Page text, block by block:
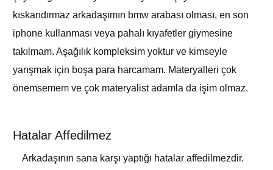
kıskandırmaz arkadaşımın bmw arabası olması, en son
iphone kullanması veya pahalı kıyafetler giymesine
takılmam. Aşağılık kompleksim yoktur ve kimseyle
yarışmak için boşa para harcamam. Materyalleri çok
önemsemem ve çok materyalist adamla da işim olmaz.
Hatalar Affedilmez
Arkadaşının sana karşı yaptığı hatalar affedilmezdir.